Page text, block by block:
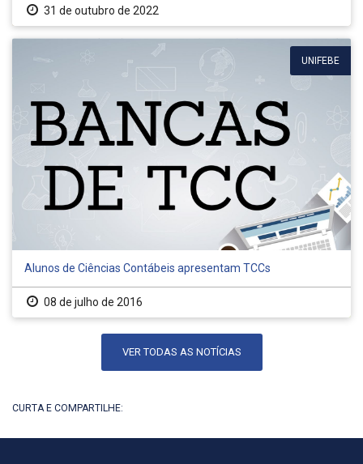
31 de outubro de 2022
UNIFEBE
Alunos de Ciências Contábeis apresentam TCCs
08 de julho de 2016
VER TODAS AS NOTÍCIAS
CURTA E COMPARTILHE: